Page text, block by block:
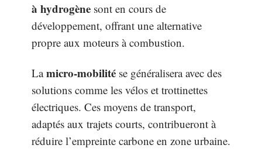
à hydrogène sont en cours de
développement, offrant une alternative
propre aux moteurs à combustion.
Lamicro-mobilité se généralisera avec des
solutions comme les vélos et trottinettes
électriques. Ces moyens de transport,
adaptés aux trajets courts, contribueront à
réduire l’empreinte carbone en zone urbaine.